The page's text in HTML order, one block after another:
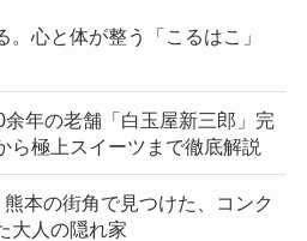
心と体が整う「こるはこ」
余年の老舗「白玉屋新三郎」完
ら極上スイーツまで徹底解説
熊本の街角で見つけた、コンク
大人の隠れ家